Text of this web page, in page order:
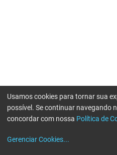
Usamos cookies para tornar sua
possível. Se continuar navegando
concordar com nossa Política de
Gerenciar Cookies...
Erro ao enviar informações, por